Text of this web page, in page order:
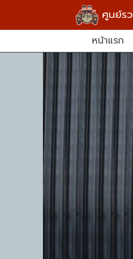
ศูนย์ร
หน้าแรก